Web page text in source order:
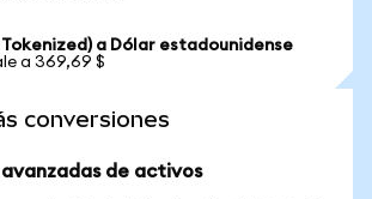
a Dólar estadounidense
a 369,69 $
conversiones
de activos